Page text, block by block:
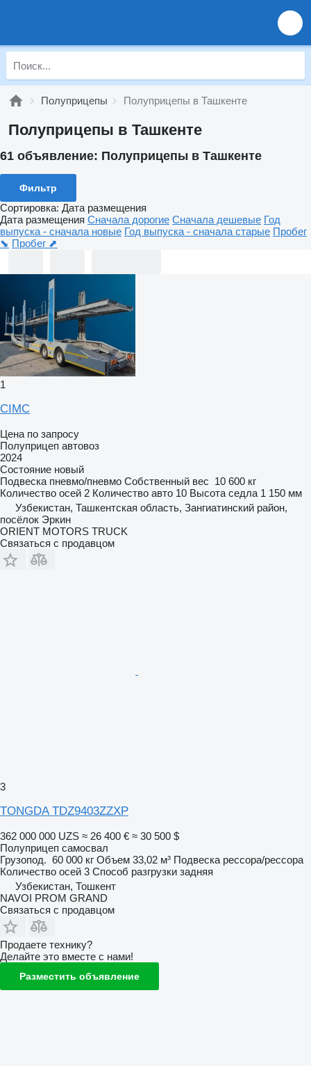
Полуприцепы Полуприцепы в Ташкенте
Полуприцепы в Ташкенте
61 объявление: Полуприцепы в Ташкенте
Фильтр
Сортировка: Дата размещения
Дата размещения Сначала дорогие Сначала дешевые Год
выпуска - сначала новые Год выпуска - сначала старые Пробег
⬊ Пробег ⬈
1
CIMC
Цена по запросу
Полуприцеп автовоз
2024
Состояние новый
Подвеска пневмо/пневмо Собственный вес 10 600 кг
Количество осей 2 Количество авто 10 Высота седла 1 150 мм
Узбекистан, Ташкентская область, Зангиатинский район,
посёлок Эркин
ORIENT MOTORS TRUCK
Связаться с продавцом
3
TONGDA TDZ9403ZZXP
362 000 000 UZS ≈ 26 400 € ≈ 30 500 $
Полуприцеп самосвал
Грузопод. 60 000 кг Объем 33,02 м³ Подвеска рессора/рессора
Количество осей 3 Способ разгрузки задняя
Узбекистан, Тошкент
NAVOI PROM GRAND
Связаться с продавцом
Продаете технику?
Делайте это вместе с нами!
Разместить объявление